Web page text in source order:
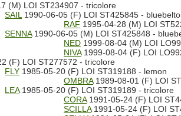
(M) LOI ST234907 - tricolore
SAIL 1990-06-05 (F) LOI ST425845 -
RAF 1995-04-28 (M) LOI
SENNA1990-06-05 (M) LOI ST425848 -
NED 1999-08-04 (M) LOI
NIVA1999-08-04 (F) LOI
(F) LOI ST277572 - tricolore
FLY 1985-05-20 (F) LOI ST319188 - lemon
OMBRA1989-08-01 (F) LOI
LEA1985-05-20 (F) LOI ST319189 - tricolore
CORA1991-05-24 (F) LOI
SCILLA1991-05-24 (F) LOI